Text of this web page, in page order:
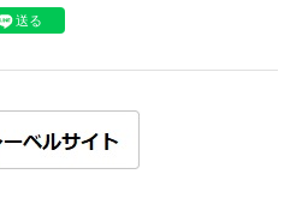
送る